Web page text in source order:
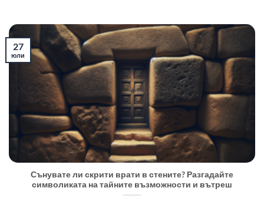
Сънувате ли скрити врати в стените? Разгадайте
символиката на тайните възможности и вътреш
27
юли